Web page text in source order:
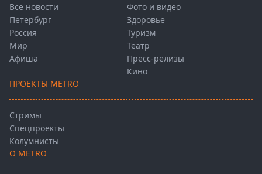
Все новости
Петербург
Россия
Мир
Афиша
Фото и видео
Здоровье
Туризм
Театр
Пресс-релизы
Кино
ПРОЕКТЫ METRO
Стримы
Спецпроекты
Колумнисты
О METRO